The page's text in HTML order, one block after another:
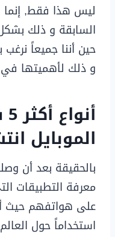
ليس هذا فقط, إنما
السابقة و ذلك
حين أننا جميعاً
و ذلك لأهميتها في
الموبايل
معرفة التطبيقات
على هواتفهم حيث
استخداماً حول